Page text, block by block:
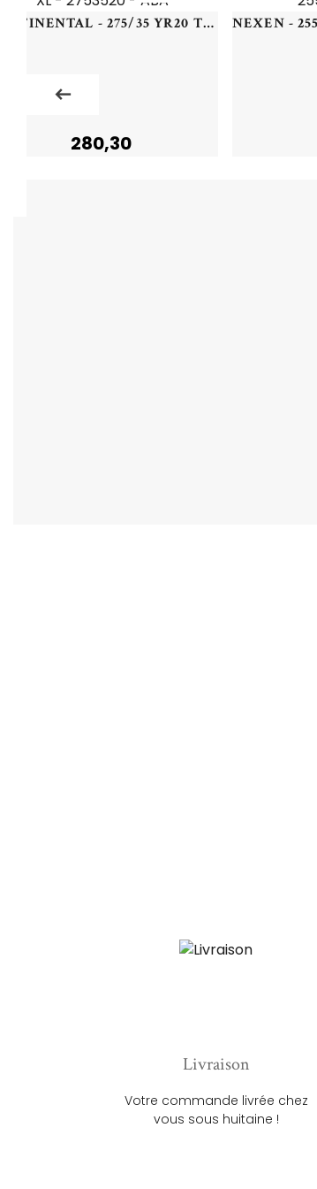
CONTINENTAL - 275/35 YR20 TL 102Y CO ECO CONTACT 6 Q *MO XL - 2753520 - ABA
280,30
Livraison
Votre commande livrée chez
vous sous huitaine !